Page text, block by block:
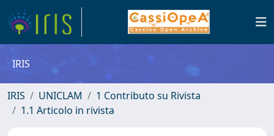
IRIS
IRIS UNICLAM
1 Contributo su Rivista
1.1 Articolo in rivista